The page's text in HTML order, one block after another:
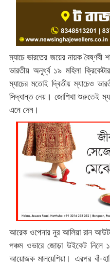
ম্যাচে ভারতের জয়ের নায়ক
ভারতীয় অনূর্ধ্ব ১৯ মহিলা
ম্যাচের মতোই দ্বিতীয় ম্যাচেও
সিদ্ধান্ত নেয়। জোশিথা শুরুতেই
এনে দেন।
আরেক ওপেনার নুর আলিয়া রান
পঞ্চম ওভারে জোড়া উইকেট নিলে
আয়োজক মালয়েশিয়া। এরপর বাঁ-